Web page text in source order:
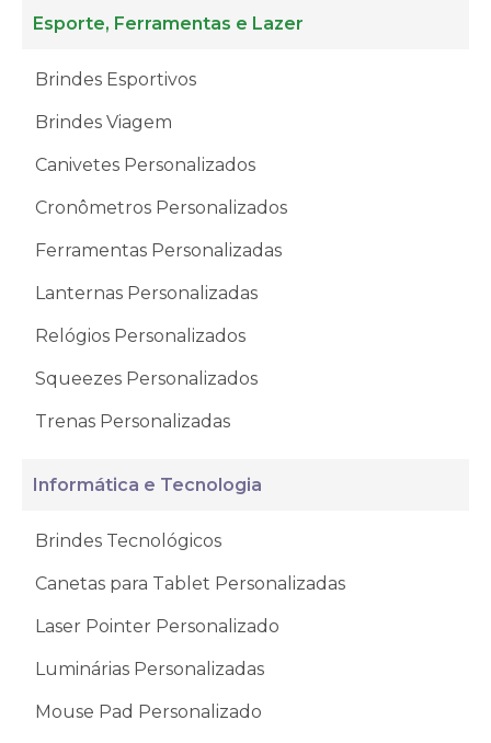
Esporte, Ferramentas e Lazer
Brindes Esportivos
Brindes Viagem
Canivetes Personalizados
Cronômetros Personalizados
Ferramentas Personalizadas
Lanternas Personalizadas
Relógios Personalizados
Squeezes Personalizados
Trenas Personalizadas
Informática e Tecnologia
Brindes Tecnológicos
Canetas para Tablet Personalizadas
Laser Pointer Personalizado
Luminárias Personalizadas
Mouse Pad Personalizado